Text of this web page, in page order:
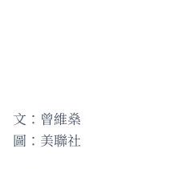
文：曾維燊
圖：美聯社